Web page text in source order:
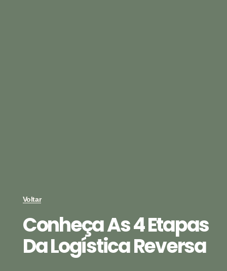
Voltar
Conheça As 4 Etapas
Da Logística Reversa